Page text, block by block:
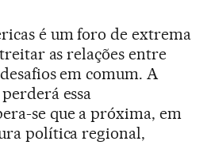
é um foro de extrema
as relações entre
em comum. A
essa
se que a próxima, em
política regional,